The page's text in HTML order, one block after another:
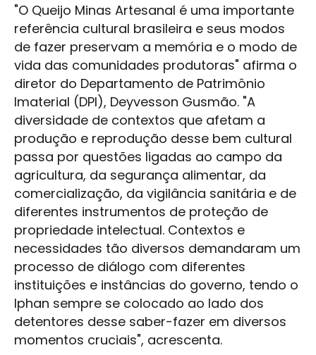
"O Queijo Minas Artesanal é uma importante
referência cultural brasileira e seus modos
de fazer preservam a memória e o modo de
vida das comunidades produtoras" afirma o
diretor do Departamento de Patrimônio
Imaterial (DPI), Deyvesson Gusmão. "A
diversidade de contextos que afetam a
produção e reprodução desse bem cultural
passa por questões ligadas ao campo da
agricultura, da segurança alimentar, da
comercialização, da vigilância sanitária e de
diferentes instrumentos de proteção de
propriedade intelectual. Contextos e
necessidades tão diversos demandaram um
processo de diálogo com diferentes
instituições e instâncias do governo, tendo o
Iphan sempre se colocado ao lado dos
detentores desse saber-fazer em diversos
momentos cruciais", acrescenta.